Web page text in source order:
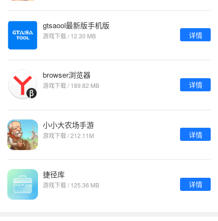
gtsaool最新版手机版
游戏下载 / 12.30 MB 详情
browser浏览器
游戏下载 / 189.82 MB 详情
小小大农场手游
游戏下载 / 212.11M 详情
捷径库
游戏下载 / 125.36 MB 详情